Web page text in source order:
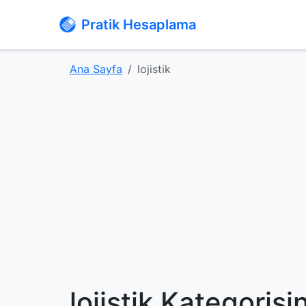
Pratik Hesaplama
Ana Sayfa lojistik